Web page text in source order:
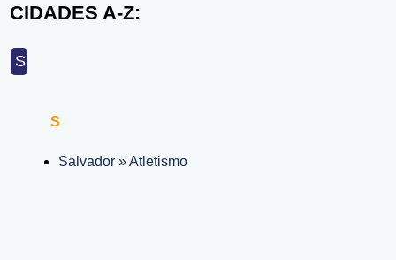
CIDADES A-Z:
S
S
Salvador » Atletismo